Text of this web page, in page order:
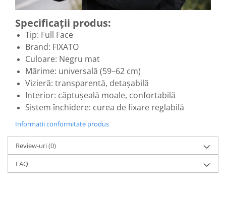
Specificații produs:
Tip: Full Face
Brand: FIXATO
Culoare: Negru mat
Mărime: universală (59–62 cm)
Vizieră: transparentă, detașabilă
Interior: căptușeală moale, confortabilă
Sistem închidere: curea de fixare reglabilă
Informatii conformitate produs
Review-uri(0)
FAQ